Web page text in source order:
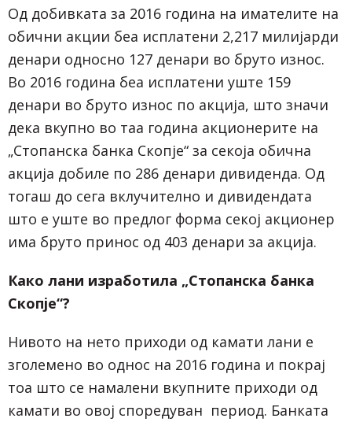
Од добивката за 2016 година на имателите на
обични акции беа исплатени 2,217 милијарди
денари односно 127 денари во бруто износ.
Во 2016 година беа исплатени уште 159
денари во бруто износ по акција, што значи
дека вкупно во таа година акционерите на
„Стопанска банка Скопје“ за секоја обична
акција добиле по 286 денари дивиденда. Од
тогаш до сега вклучително и дивидендата
што е уште во предлог форма секој акционер
има бруто принос од 403 денари за акција.
Како лани изработила „Стопанска банка
Скопје“?
Нивото на нето приходи од камати лани е
зголемено во однос на 2016 година и покрај
тоа што се намалени вкупните приходи од
камати во овој споредуван период. Банката